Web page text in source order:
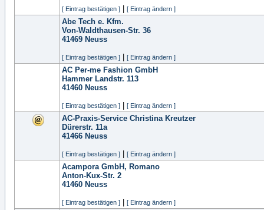
[ Eintrag bestätigen ] [ Eintrag ändern ]
Abe Tech e. Kfm.
Von-Waldthausen-Str. 36
41469 Neuss
[ Eintrag bestätigen ] [ Eintrag ändern ]
AC Per-me Fashion GmbH
Hammer Landstr. 113
41460 Neuss
[ Eintrag bestätigen ] [ Eintrag ändern ]
AC-Praxis-Service Christina Kreutzer
Dürerstr. 11a
41466 Neuss
[ Eintrag bestätigen ] [ Eintrag ändern ]
Acampora GmbH, Romano
Anton-Kux-Str. 2
41460 Neuss
[ Eintrag bestätigen ] [ Eintrag ändern ]